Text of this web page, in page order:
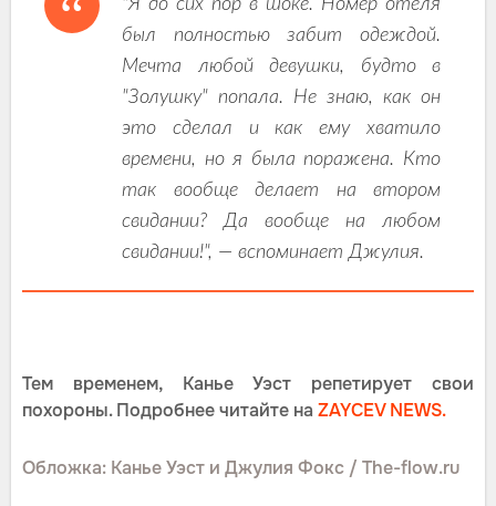
был полностью забит одеждой.
Мечта любой девушки, будто в
"Золушку" попала. Не знаю, как он
это сделал и как ему хватило
времени, но я была поражена. Кто
так вообще делает на втором
свидании? Да вообще на любом
свидании!", — вспоминает Джулия.
Тем временем, Канье Уэст репетирует свои
похороны. Подробнее читайте на ZAYCEV NEWS.
Обложка: Канье Уэст и Джулия Фокс / The-flow.ru